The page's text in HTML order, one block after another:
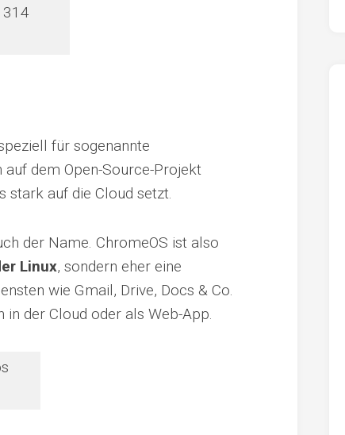
für sogenannte
dem Open-Source-Projekt
stark auf die Cloud setzt.
der Name. ChromeOS ist also
Linux, sondern eher eine
wie Gmail, Drive, Docs & Co.
der Cloud oder als Web-App.